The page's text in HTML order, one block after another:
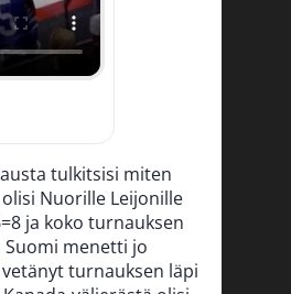
tulkitsisi miten
Nuorille Leijonille
ja koko turnauksen
Suomi menetti jo
turnauksen läpi